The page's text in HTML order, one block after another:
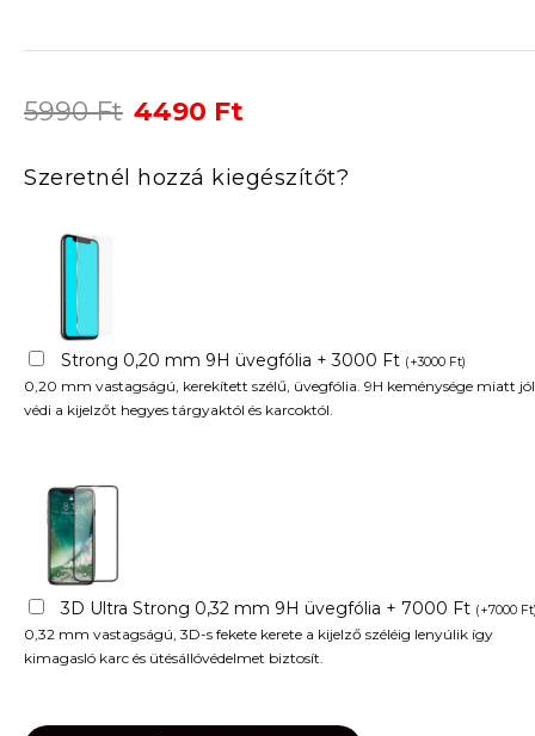
5990Ft Original
was:
5990 Ft.
4490 Ft
is:
4490 Ft.
Szeretnél hozzá kiegészítőt?
Strong 0,20 mm 9H üvegfólia + 3000 Ft (+3000 Ft)
0,20 mm vastagságú, kerekített szélű, üvegfólia. 9H keménysége miatt jól
védi a kijelzőt hegyes tárgyaktól és karcoktól.
3D Ultra Strong 0,32 mm 9H üvegfólia + 7000 Ft (+7000 Ft
0,32 mm vastagságú, 3D-s fekete kerete a kijelző széléig lenyúlik így
kimagasló karc és ütésállóvédelmet biztosít.